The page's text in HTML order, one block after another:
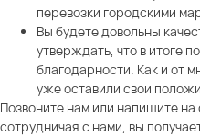
перевозки городскими
Вы будете довольны
утверждать, что в итоге
благодарности. Как и от
уже оставили свои
Позвоните нам или напишите на
сотрудничая с нами, вы